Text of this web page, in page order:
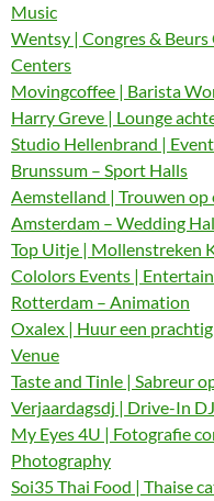
Music
Wentsy | Congres &
Centers
Movingcoffee | Barista
Harry Greve | Lounge
Studio Hellenbrand |
Brunssum – Sport Halls
Aemstelland | Trouwen
Amsterdam – Wedding
Top Uitje | Mollenstreken
Cololors Events |
Rotterdam – Animation
Oxalex | Huur een
Venue
Taste and Tinle | Sabreur
Verjaardagsdj | Drive-In
My Eyes 4U | Fotografie
Photography
Soi35 Thai Food | Thaise